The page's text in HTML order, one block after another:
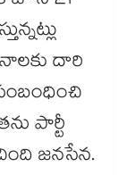
దారి
పార్టీ
జనసేన.